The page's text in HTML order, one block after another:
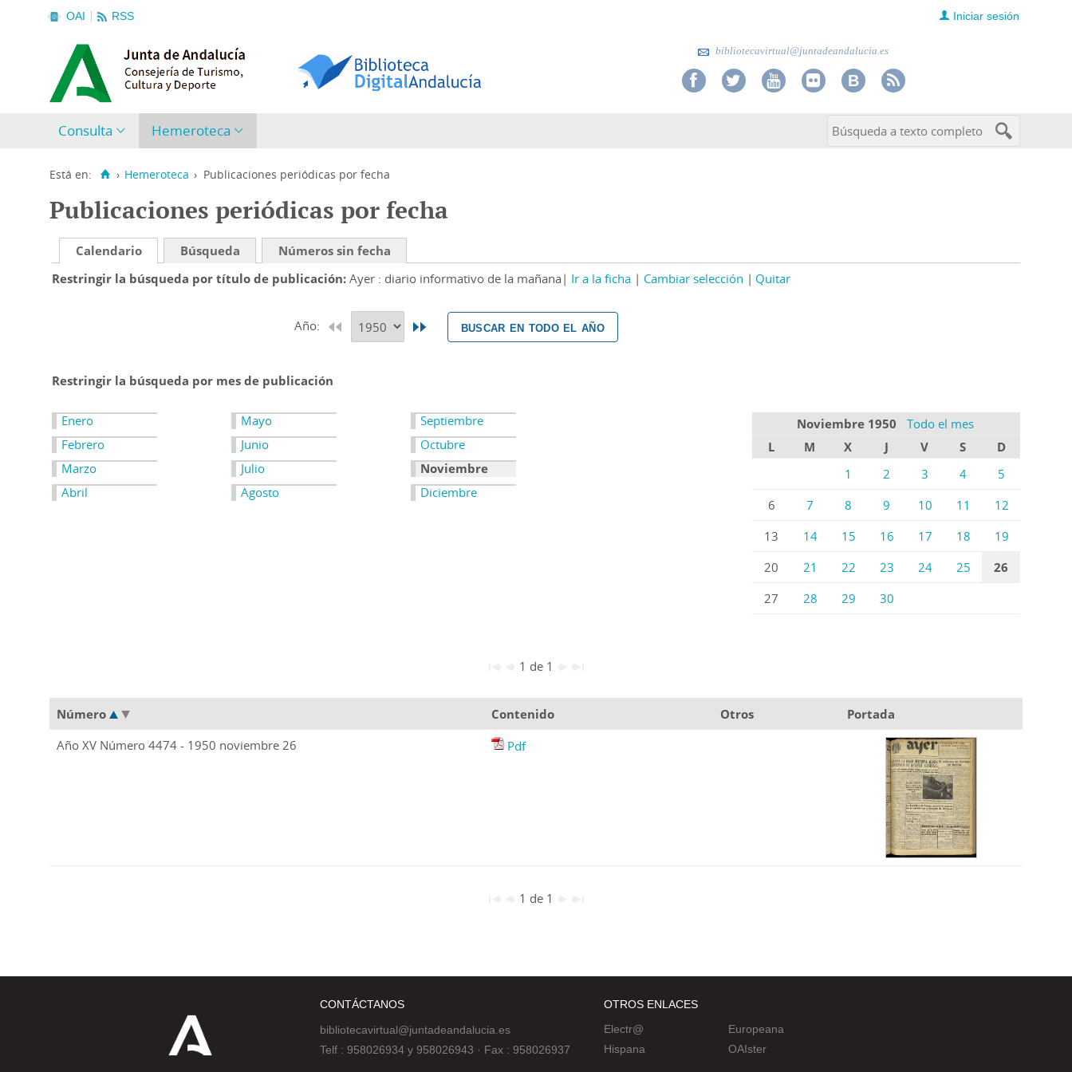
OAI RSS Iniciar sesión
bibliotecavirtual@juntadeandalucia.es
Consulta Hemeroteca
Está en: › Hemeroteca › Publicaciones periódicas por fecha
Publicaciones periódicas por fecha
Calendario Búsqueda
Números sin fecha
Restringir la búsqueda por título de publicación Ayer : diario informativo de la mañana Ir a la ficha Cambiar selección Quitar
Año: buscar en todo el año
Restringir la búsqueda por mes de publicación
Enero
Febrero
Marzo
Abril
Mayo
Junio
Julio
Agosto
Septiembre
Octubre
Noviembre
Diciembre
Noviembre 1950
Todo el mes
L
M X J V S
D
1
2 3 4
5
6
7 8 9 10 11
12
13
14 15 16 17 18
19
20
21 22 23 24 25
26
27
28 29 30
1 de 1
Número Contenido Otros
Portada
Año XV Número 4474 - 1950 noviembre 26
Pdf
1 de 1
CONTÁCTANOS
bibliotecavirtual@juntadeandalucia.es
Telf : 958026934 y 958026943 · Fax : 958026937
OTROS ENLACES
Electr@
Hispana
Europeana
OAIster